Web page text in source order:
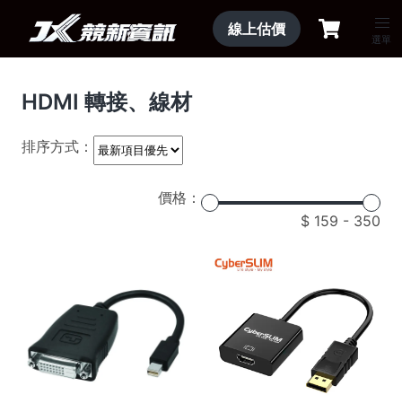
線上估價
選單
HDMI 轉接、線材
排序方式：
價格：
159 - 350